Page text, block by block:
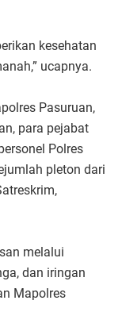
kesehatan
ucapnya.
Pasuruan,
para pejabat
Polres
pleton dari
melalui
dan iringan
Mapolres